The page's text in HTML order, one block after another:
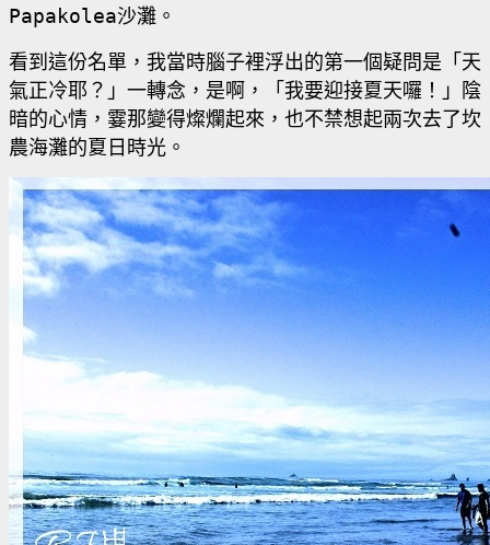
Papakolea沙灘。
看到這份名單，我當時腦子裡浮出的第一個疑問是「天
氣正冷耶？」一轉念，是啊，「我要迎接夏天囉！」陰
暗的心情，霎那變得燦爛起來，也不禁想起兩次去了坎
農海灘的夏日時光。